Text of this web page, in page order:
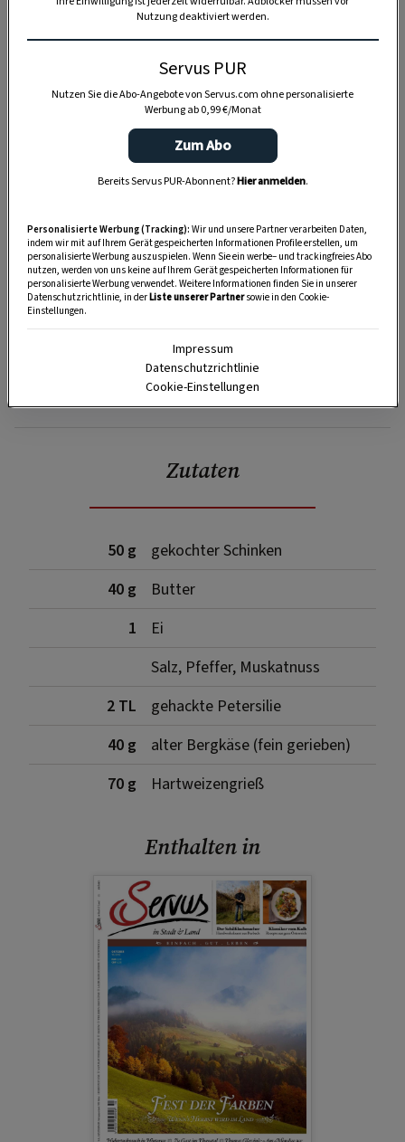
SPEICHERN DRUCKEN
Zutaten
50 g
gekochter Schinken
40 g
Butter
1
Ei
Salz, Pfeffer, Muskatnuss
2 TL
gehackte Petersilie
40 g
alter Bergkäse (fein gerieben)
70 g
Hartweizengrieß
Enthalten in
Nutzung deaktiviert werden.
Servus PUR
Nutzen Sie die Abo-Angebote von Servus.com ohne personalisierte
Werbung ab 0,99 €/Monat
Zum Abo
Bereits Servus PUR-Abonnent?Hier anmelden.
Personalisierte Werbung (Tracking): Wir und unsere Partner verarbeiten Daten,
indem wir mit auf Ihrem Gerät gespeicherten Informationen Profile erstellen, um
personalisierte Werbung auszuspielen. Wenn Sie ein werbe– und trackingfreies Abo
nutzen, werden von uns keine auf Ihrem Gerät gespeicherten Informationen für
personalisierte Werbung verwendet. Weitere Informationen finden Sie in unserer
Datenschutzrichtlinie, in derListe unserer Partnersowie in den Cookie-
Einstellungen.
Impressum
Datenschutzrichtlinie
Cookie-Einstellungen